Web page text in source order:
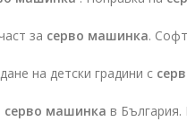
за серво машинка.
на детски градини с
серво машинка в България.